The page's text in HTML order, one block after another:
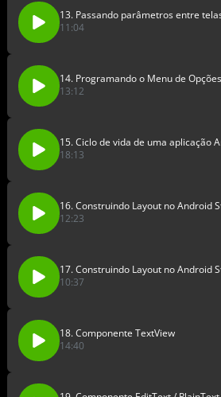
13. Passando parâmetros entre
11:04
14. Programando o Menu de
13:12
15. Ciclo de vida de uma aplicação
18:13
16. Construindo Layout no Android
12:23
17. Construindo Layout no Android
10:37
18. Componente TextView
14:40